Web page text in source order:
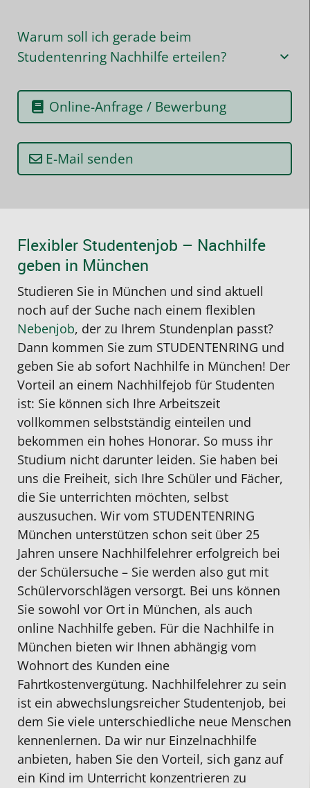
Warum soll ich gerade beim
Studentenring Nachhilfe erteilen?
Online-Anfrage / Bewerbung
E-Mail senden
Flexibler Studentenjob – Nachhilfe
geben in München
Studieren Sie in München und sind aktuell
noch auf der Suche nach einem flexiblen
Nebenjob, der zu Ihrem Stundenplan passt?
Dann kommen Sie zum STUDENTENRING und
geben Sie ab sofort Nachhilfe in München! Der
Vorteil an einem Nachhilfejob für Studenten
ist: Sie können sich Ihre Arbeitszeit
vollkommen selbstständig einteilen und
bekommen ein hohes Honorar. So muss ihr
Studium nicht darunter leiden. Sie haben bei
uns die Freiheit, sich Ihre Schüler und Fächer,
die Sie unterrichten möchten, selbst
auszusuchen. Wir vom STUDENTENRING
München unterstützen schon seit über 25
Jahren unsere Nachhilfelehrer erfolgreich bei
der Schülersuche – Sie werden also gut mit
Schülervorschlägen versorgt. Bei uns können
Sie sowohl vor Ort in München, als auch
online Nachhilfe geben. Für die Nachhilfe in
München bieten wir Ihnen abhängig vom
Wohnort des Kunden eine
Fahrtkostenvergütung. Nachhilfelehrer zu sein
ist ein abwechslungsreicher Studentenjob, bei
dem Sie viele unterschiedliche neue Menschen
kennenlernen. Da wir nur Einzelnachhilfe
anbieten, haben Sie den Vorteil, sich ganz auf
ein Kind im Unterricht konzentrieren zu